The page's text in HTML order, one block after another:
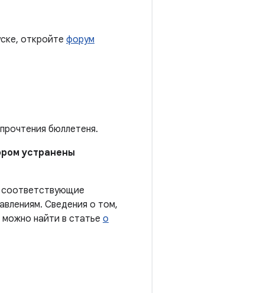
откройте форум
бюллетеня.
устранены
соответствующие
Сведения о том,
найти в статье о